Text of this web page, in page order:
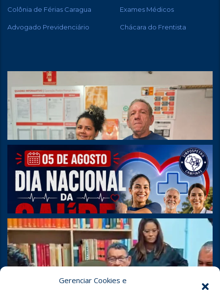
Gerenciar Cookies e
Colônia de Férias Caragua Exames Médicos
Advogado Previdenciário Chácara do Frentista